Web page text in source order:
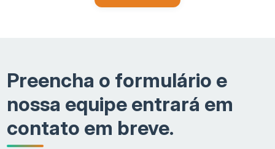
Preencha o formulário e
nossa equipe entrará em
contato em breve.